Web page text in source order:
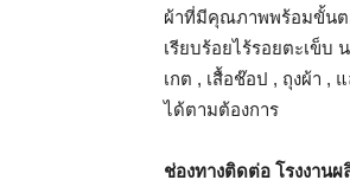
ผ้าที่มีคุณภาพพร้อมขั้นต
เรียบร้อยไร้รอยตะเข็บ
เกต , เสื้อช๊อป , ถุงผ้า ,
ได้ตามต้องการ
ช่องทางติดต่อ โรงงานผ